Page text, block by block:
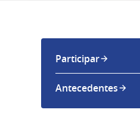
Participar
Antecedentes